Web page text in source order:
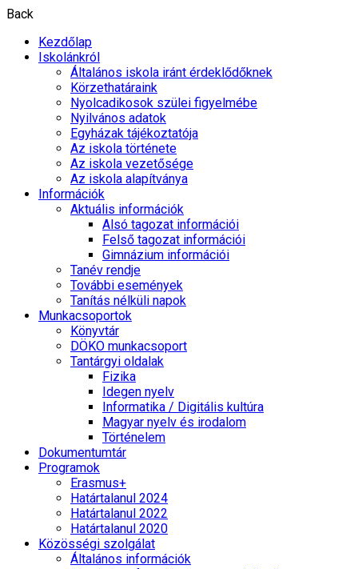
Back
Kezdőlap
Iskolánkról
Általános iskola iránt érdeklődőknek
Körzethatáraink
Nyolcadikosok szülei figyelmébe
Nyilvános adatok
Egyházak tájékoztatója
Az iskola története
Az iskola vezetősége
Az iskola alapítványa
Információk
Aktuális információk
Alsó tagozat információi
Felső tagozat információi
Gimnázium információi
Tanév rendje
További események
Tanítás nélküli napok
Munkacsoportok
Könyvtár
DÖKO munkacsoport
Tantárgyi oldalak
Fizika
Idegen nyelv
Informatika / Digitális kultúra
Magyar nyelv és irodalom
Történelem
Dokumentumtár
Programok
Erasmus+
Határtalanul 2024
Határtalanul 2022
Határtalanul 2020
Közösségi szolgálat
Általános információk